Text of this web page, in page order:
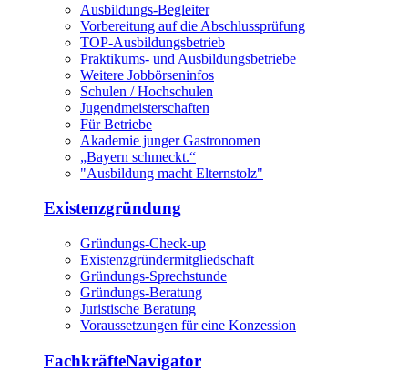
Ausbildungs-Begleiter
Vorbereitung auf die Abschlussprüfung
TOP-Ausbildungsbetrieb
Praktikums- und Ausbildungsbetriebe
Weitere Jobbörseninfos
Schulen / Hochschulen
Jugendmeisterschaften
Für Betriebe
Akademie junger Gastronomen
„Bayern schmeckt.“
"Ausbildung macht Elternstolz"
Existenzgründung
Gründungs-Check-up
Existenzgründermitgliedschaft
Gründungs-Sprechstunde
Gründungs-Beratung
Juristische Beratung
Voraussetzungen für eine Konzession
FachkräfteNavigator